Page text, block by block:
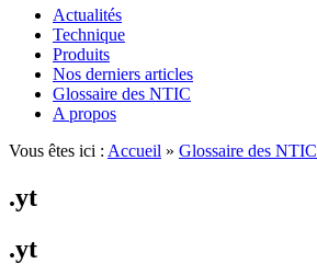
Actualités
Technique
Produits
Nos derniers articles
Glossaire des NTIC
A propos
Vous êtes ici : Accueil » Glossaire des NTIC
.yt
.yt